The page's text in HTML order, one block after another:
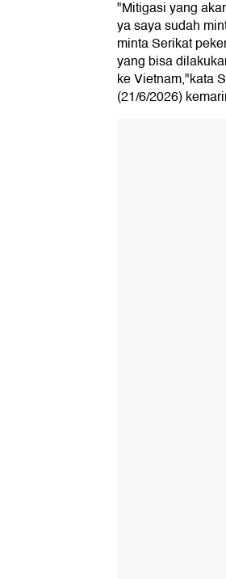
"Mitigasi yang
ya saya sudah
minta Serikat
yang bisa
ke Vietnam,"kata
(21/6/2026)